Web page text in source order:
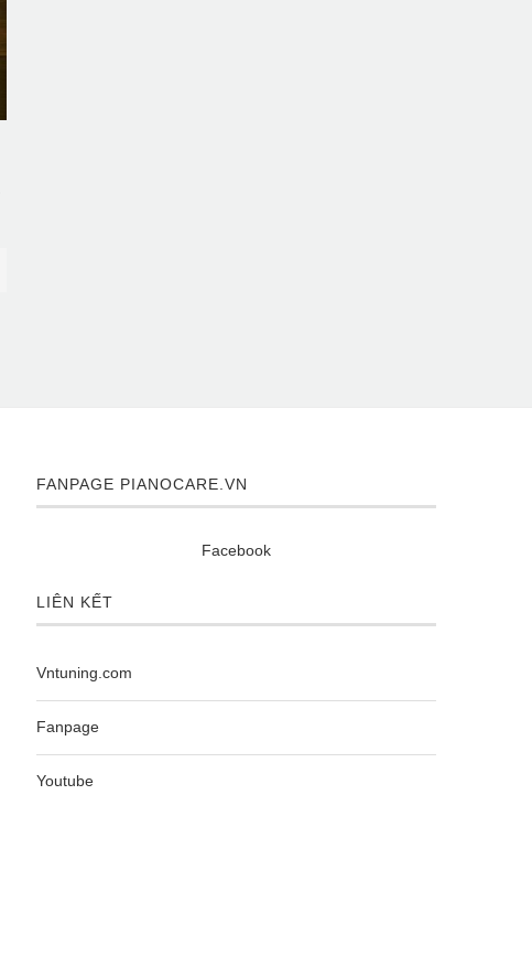
Dịch vụ sửa chữa đàn Piano cơ TP...
FANPAGE PIANOCARE.VN
Facebook
LIÊN KẾT
Vntuning.com
Fanpage
Youtube